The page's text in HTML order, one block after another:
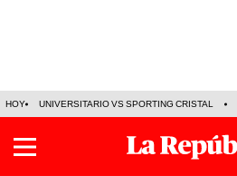
HOY UNIVERSITARIO VS SPORTING CRISTAL